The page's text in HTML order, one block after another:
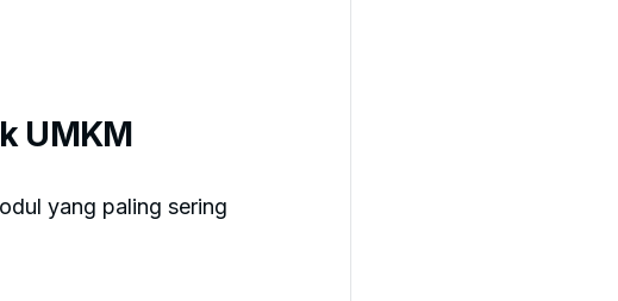
UMKM
yang paling sering